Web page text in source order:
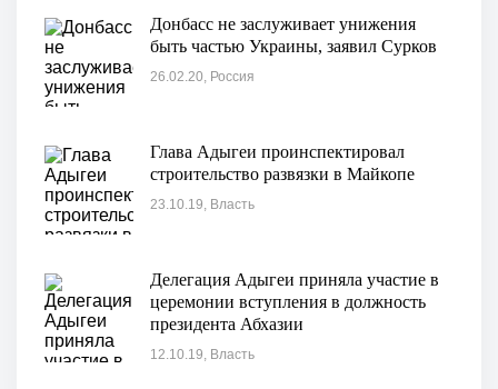
Донбасс не заслуживает унижения
быть частью Украины, заявил Сурков
26.02.20, Россия
Глава Адыгеи проинспектировал
строительство развязки в Майкопе
23.10.19, Власть
Делегация Адыгеи приняла участие в
церемонии вступления в должность
президента Абхазии
12.10.19, Власть